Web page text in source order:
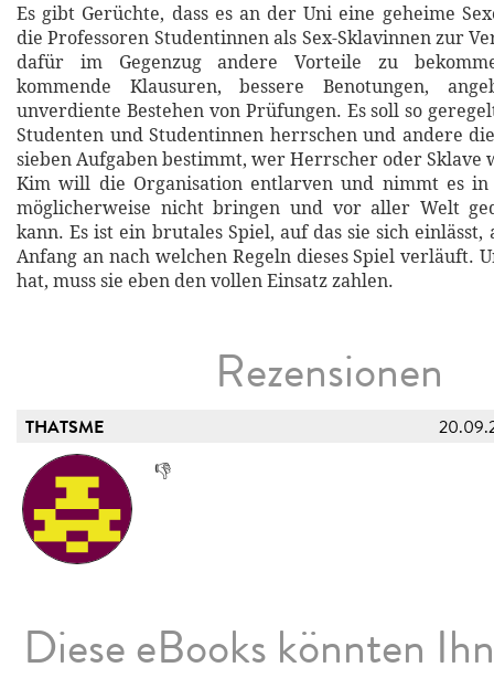
Es gibt Gerüchte, dass es an der Uni eine geheime
die Professoren Studentinnen als Sex-Sklavinnen zur
dafür im Gegenzug andere Vorteile zu
kommende Klausuren, bessere Benotungen,
unverdiente Bestehen von Prüfungen. Es soll so
Studenten und Studentinnen herrschen und andere
sieben Aufgaben bestimmt, wer Herrscher oder Sklave
Kim will die Organisation entlarven und nimmt es in
möglicherweise nicht bringen und vor aller Welt
kann. Es ist ein brutales Spiel, auf das sie sich
Anfang an nach welchen Regeln dieses Spiel verläuft.
hat, muss sie eben den vollen Einsatz zahlen.
Rezensionen
THATSME
👎
Diese eBooks könnten